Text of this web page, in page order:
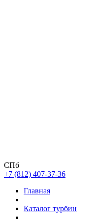
СПб
+7 (812) 407-37-36
Главная
Каталог турбин